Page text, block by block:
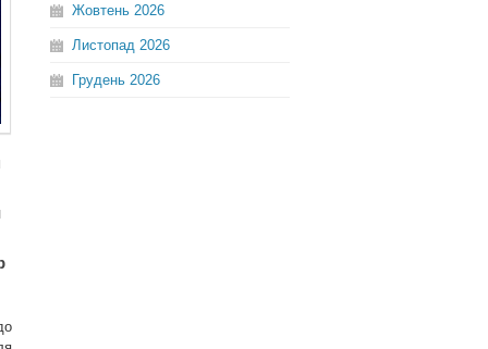
Жовтень 2026
Листопад 2026
Грудень 2026